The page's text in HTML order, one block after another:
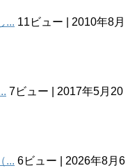
... 11ビュー
2010年8月
7ビュー
2017年5月20
... 6ビュー
2026年8月6